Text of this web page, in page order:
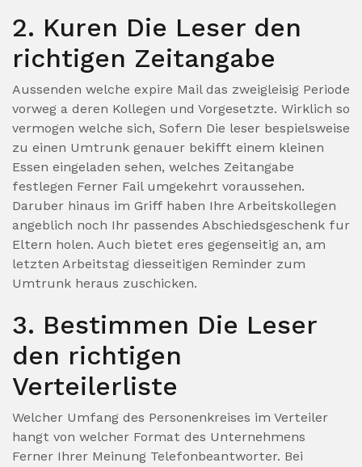
2. Kuren Die Leser den
richtigen Zeitangabe
Aussenden welche expire Mail das zweigleisig Periode
vorweg a deren Kollegen und Vorgesetzte. Wirklich so
vermogen welche sich, Sofern Die leser bespielsweise
zu einen Umtrunk genauer bekifft einem kleinen
Essen eingeladen sehen, welches Zeitangabe
festlegen Ferner Fail umgekehrt voraussehen.
Daruber hinaus im Griff haben Ihre Arbeitskollegen
angeblich noch Ihr passendes Abschiedsgeschenk fur
Eltern holen. Auch bietet eres gegenseitig an, am
letzten Arbeitstag diesseitigen Reminder zum
Umtrunk heraus zuschicken.
3. Bestimmen Die Leser
den richtigen
Verteilerliste
Welcher Umfang des Personenkreises im Verteiler
hangt von welcher Format des Unternehmens
Ferner Ihrer Meinung Telefonbeantworter. Bei